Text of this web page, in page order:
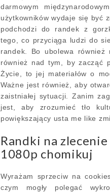
darmowym
użytkowników wydaje się być
podchodzi do randek z
tego, co przyciąga ludzi do
randek. Bo ubolewa również
również nad tym, by zacząć
Życie, to jej materiałów o
Ważne jest również, aby
zaistniałej sytuacji. Zanim
jest, aby zrozumieć tło
powiększający usta me like
Randki na
1080p chomikuj
Wyrażam sprzeciw na
czym mogły polegać